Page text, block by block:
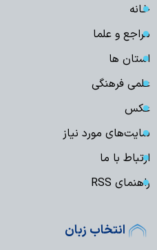
خانه
مراجع و علما
استان ها
علمی فرهنگی
عکس
سایت‌های مورد نیاز
ارتباط با ما
راهنمای RSS
انتخاب زبان